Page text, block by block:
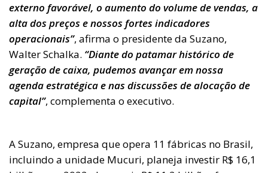
externo favorável, o aumento do volume de vendas, a
alta dos preços e nossos fortes indicadores
operacionais”, afirma o presidente da Suzano,
Walter Schalka. “Diante do patamar histórico de
geração de caixa, pudemos avançar em nossa
agenda estratégica e nas discussões de alocação de
capital”, complementa o executivo.
A Suzano, empresa que opera 11 fábricas no Brasil,
incluindo a unidade Mucuri, planeja investir R$ 16,1